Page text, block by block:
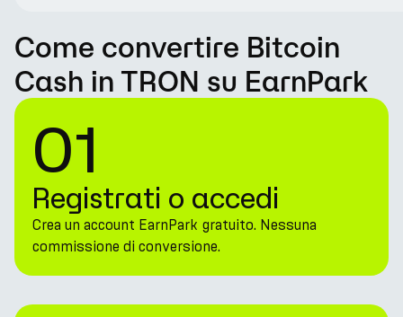
Come convertire Bitcoin
Cash in TRON su EarnPark
01
Registrati o accedi
Crea un account EarnPark gratuito. Nessuna
commissione di conversione.